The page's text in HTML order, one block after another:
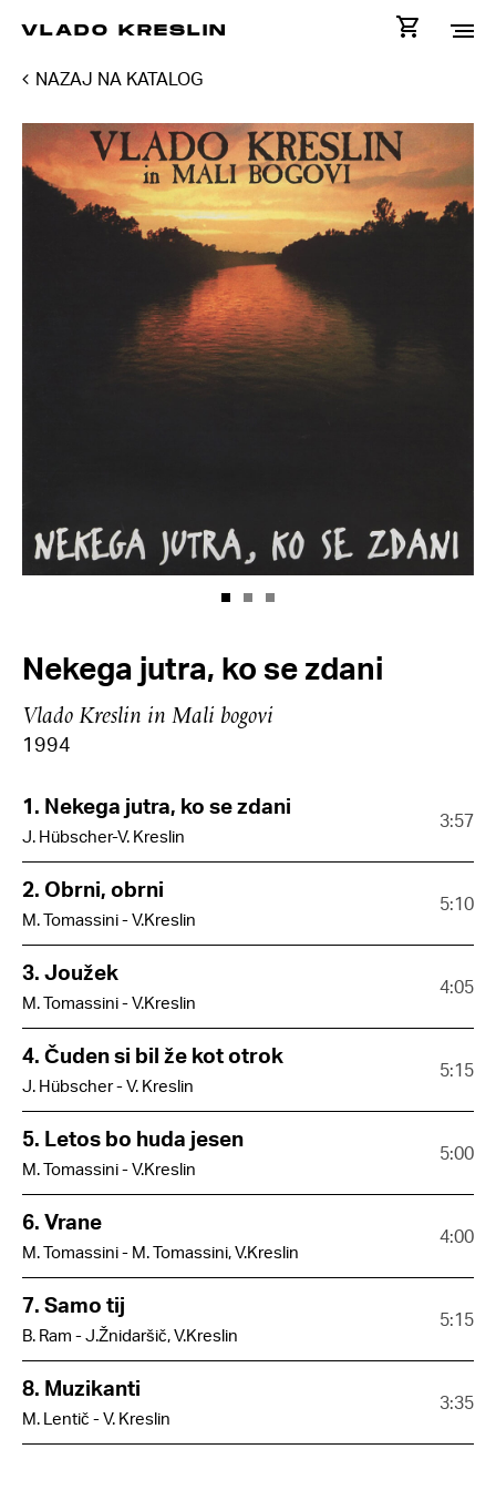
VLADO KRESLIN
NAZAJ NA KATALOG
Nekega jutra, ko se zdani
Vlado Kreslin in Mali bogovi
1994
1. Nekega jutra, ko se zdani
J. Hübscher-V. Kreslin
3:57
2. Obrni, obrni
M. Tomassini - V.Kreslin
5:10
3. Joužek
M. Tomassini - V.Kreslin
4:05
4. Čuden si bil že kot otrok
J. Hübscher - V. Kreslin
5:15
5. Letos bo huda jesen
M. Tomassini - V.Kreslin
5:00
6. Vrane
M. Tomassini - M. Tomassini, V.Kreslin
4:00
7. Samo tij
B. Ram - J.Žnidaršič, V.Kreslin
5:15
8. Muzikanti
M. Lentič - V. Kreslin
3:35